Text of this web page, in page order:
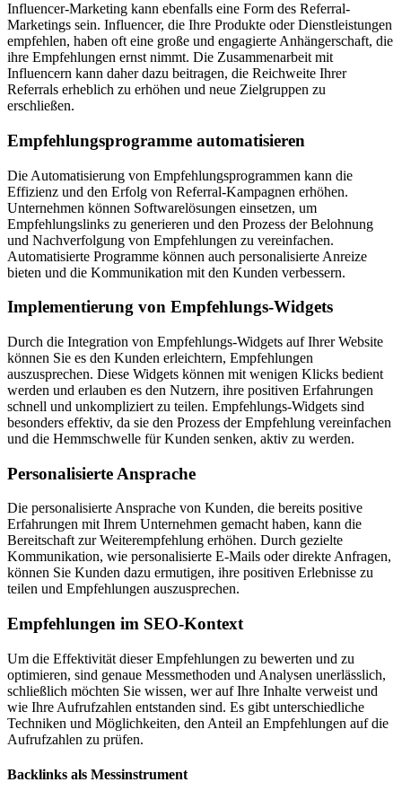
Influencer-Marketing kann ebenfalls eine Form des Referral-
Marketings sein. Influencer, die Ihre Produkte oder Dienstleistungen
empfehlen, haben oft eine große und engagierte Anhängerschaft, die
ihre Empfehlungen ernst nimmt. Die Zusammenarbeit mit
Influencern kann daher dazu beitragen, die Reichweite Ihrer
Referrals erheblich zu erhöhen und neue Zielgruppen zu
erschließen.
Empfehlungsprogramme automatisieren
Die Automatisierung von Empfehlungsprogrammen kann die
Effizienz und den Erfolg von Referral-Kampagnen erhöhen.
Unternehmen können Softwarelösungen einsetzen, um
Empfehlungslinks zu generieren und den Prozess der Belohnung
und Nachverfolgung von Empfehlungen zu vereinfachen.
Automatisierte Programme können auch personalisierte Anreize
bieten und die Kommunikation mit den Kunden verbessern.
Implementierung von Empfehlungs-Widgets
Durch die Integration von Empfehlungs-Widgets auf Ihrer Website
können Sie es den Kunden erleichtern, Empfehlungen
auszusprechen. Diese Widgets können mit wenigen Klicks bedient
werden und erlauben es den Nutzern, ihre positiven Erfahrungen
schnell und unkompliziert zu teilen. Empfehlungs-Widgets sind
besonders effektiv, da sie den Prozess der Empfehlung vereinfachen
und die Hemmschwelle für Kunden senken, aktiv zu werden.
Personalisierte Ansprache
Die personalisierte Ansprache von Kunden, die bereits positive
Erfahrungen mit Ihrem Unternehmen gemacht haben, kann die
Bereitschaft zur Weiterempfehlung erhöhen. Durch gezielte
Kommunikation, wie personalisierte E-Mails oder direkte Anfragen,
können Sie Kunden dazu ermutigen, ihre positiven Erlebnisse zu
teilen und Empfehlungen auszusprechen.
Empfehlungen im SEO-Kontext
Um die Effektivität dieser Empfehlungen zu bewerten und zu
optimieren, sind genaue Messmethoden und Analysen unerlässlich,
schließlich möchten Sie wissen, wer auf Ihre Inhalte verweist und
wie Ihre Aufrufzahlen entstanden sind. Es gibt unterschiedliche
Techniken und Möglichkeiten, den Anteil an Empfehlungen auf die
Aufrufzahlen zu prüfen.
Backlinks als Messinstrument